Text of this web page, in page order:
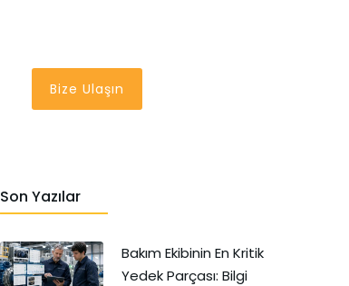
Bize Ulaşın
Son Yazılar
Bakım Ekibinin En Kritik
Yedek Parçası: Bilgi